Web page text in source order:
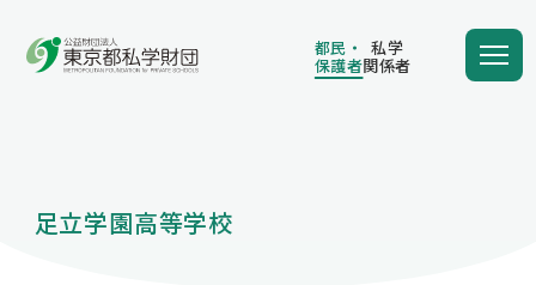
都民・
保護者
私学
関係者
足立学園高等学校